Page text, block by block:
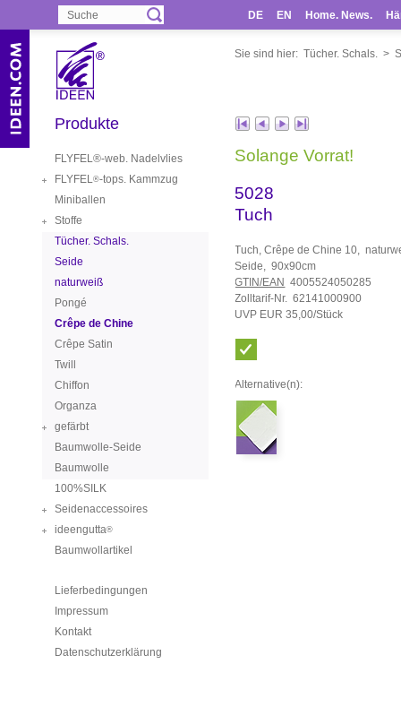
DE EN Home. News.
Sie sind hier: Tücher. Schals. >
Produkte
FLYFEL®-web. Nadelvlies
FLYFEL®-tops. Kammzug
Miniballen
Stoffe
Tücher. Schals.
Seide
naturweiß
Pongé
Crêpe de Chine
Crêpe Satin
Twill
Chiffon
Organza
gefärbt
Baumwolle-Seide
Baumwolle
100%SILK
Seidenaccessoires
ideengutta®
Baumwollartikel
Lieferbedingungen
Impressum
Kontakt
Datenschutzerklärung
Solange Vorrat!
5028
Tuch
Tuch, Crêpe de Chine 10,
Seide, 90x90cm
GTIN/EAN 4005524050285
Zolltarif-Nr. 62141000900
UVP EUR 35,00/Stück
Alternative(n):